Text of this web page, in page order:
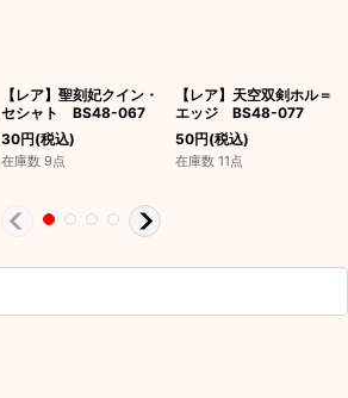
【レア】聖刻妃クイン・
セシャト BS48-067
30円(税込)
在庫数 9点
【レア】天空双剣ホル＝
エッジ BS48-077
50円(税込)
在庫数 11点